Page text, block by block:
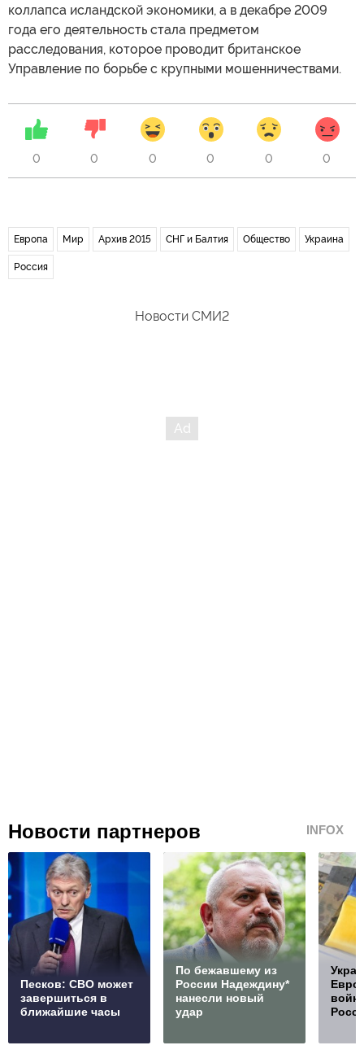
коллапса исландской экономики, а в декабре 2009
года его деятельность стала предметом
расследования, которое проводит британское
Управление по борьбе с крупными мошенничествами.
0 0 0 0 0 0
Европа Мир Архив 2015 СНГ и Балтия Общество Украина
Россия
Новости СМИ2
Новости партнеров INFOX
Песков: СВО может
завершиться в
ближайшие часы
По бежавшему из
России Надеждину*
нанесли новый
удар